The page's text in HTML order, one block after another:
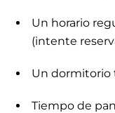
Un horario
(intente
Un dormitorio
Tiempo de